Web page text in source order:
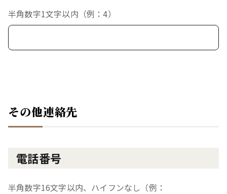
半角数字1文字以内（例：4）
その他連絡先
電話番号
半角数字16文字以内、ハイフンなし（例：